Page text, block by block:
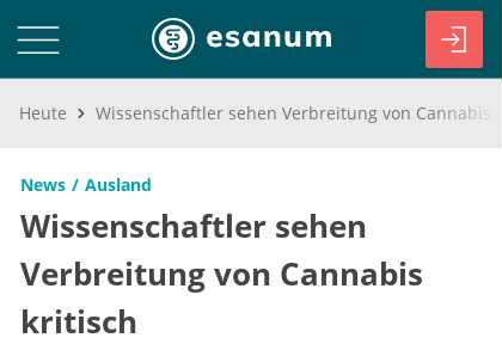
Heute
News Ausland
Wissenschaftler sehen
Verbreitung von Cannabis
kritisch